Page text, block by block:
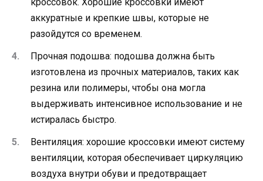
аккуратные и крепкие швы, которые не
разойдутся со временем.
Прочная подошва: подошва должна быть
изготовлена из прочных материалов, таких как
резина или полимеры, чтобы она могла
выдерживать интенсивное использование и не
истиралась быстро.
Вентиляция: хорошие кроссовки имеют систему
вентиляции, которая обеспечивает циркуляцию
воздуха внутри обуви и предотвращает